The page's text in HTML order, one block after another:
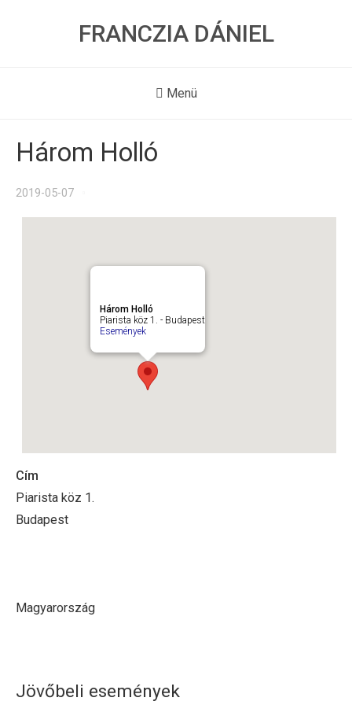
FRANCZIA DÁNIEL
Menü
Három Holló
2019-05-07
Három Holló
Piarista köz 1. - Budapest
Események
Cím
Piarista köz 1.
Budapest
Magyarország
Jövőbeli események